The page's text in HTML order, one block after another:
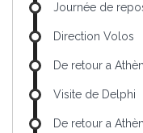
Journée de
Direction Volos
De retour a
Visite de Delphi
De retour a